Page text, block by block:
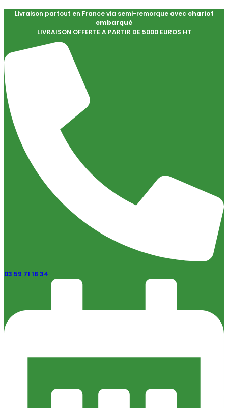
Livraison partout en France via semi-remorque avec chariot
embarqué
LIVRAISON OFFERTE A PARTIR DE 5000 EUROS HT
03 59 71 18 34